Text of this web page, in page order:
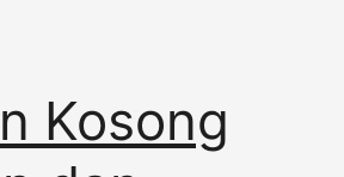
Kosong